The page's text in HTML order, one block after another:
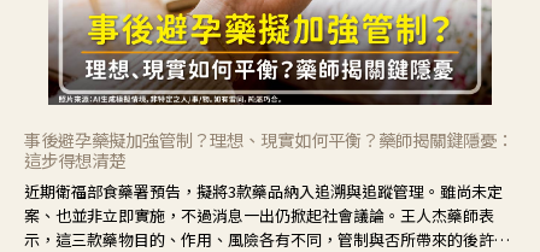
事後避孕藥擬加強管制？理想、現實如何平衡？藥師揭關鍵隱憂：
這步得想清楚
近期衛福部食藥署預告，擬將3款藥品納入追溯與追蹤管理。雖尚未定
案、也並非立即實施，不過消息一出仍掀起社會議論。王人杰藥師表
示，這三款藥物目的、作用、風險各有不同，管制與否所帶來的後許影